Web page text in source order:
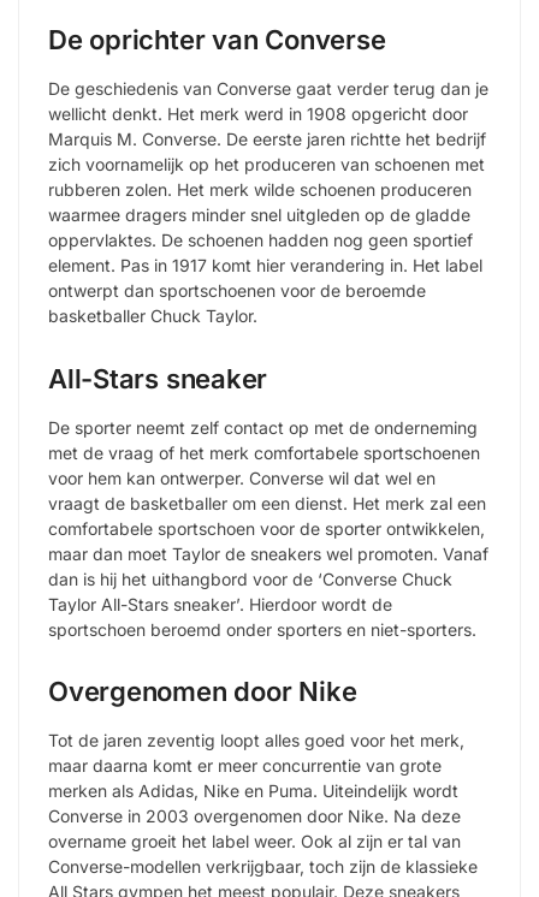
De oprichter van Converse
De geschiedenis van Converse gaat verder terug dan je
wellicht denkt. Het merk werd in 1908 opgericht door
Marquis M. Converse. De eerste jaren richtte het bedrijf
zich voornamelijk op het produceren van schoenen met
rubberen zolen. Het merk wilde schoenen produceren
waarmee dragers minder snel uitgleden op de gladde
oppervlaktes. De schoenen hadden nog geen sportief
element. Pas in 1917 komt hier verandering in. Het label
ontwerpt dan sportschoenen voor de beroemde
basketballer Chuck Taylor.
All-Stars sneaker
De sporter neemt zelf contact op met de onderneming
met de vraag of het merk comfortabele sportschoenen
voor hem kan ontwerper. Converse wil dat wel en
vraagt de basketballer om een dienst. Het merk zal een
comfortabele sportschoen voor de sporter ontwikkelen,
maar dan moet Taylor de sneakers wel promoten. Vanaf
dan is hij het uithangbord voor de ‘Converse Chuck
Taylor All-Stars sneaker’. Hierdoor wordt de
sportschoen beroemd onder sporters en niet-sporters.
Overgenomen door Nike
Tot de jaren zeventig loopt alles goed voor het merk,
maar daarna komt er meer concurrentie van grote
merken als Adidas, Nike en Puma. Uiteindelijk wordt
Converse in 2003 overgenomen door Nike. Na deze
overname groeit het label weer. Ook al zijn er tal van
Converse-modellen verkrijgbaar, toch zijn de klassieke
All Stars gympen het meest populair. Deze sneakers